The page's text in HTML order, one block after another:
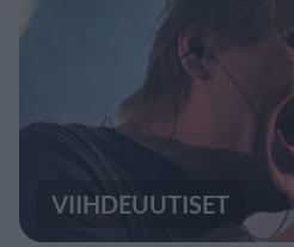
VIIHDEUUTISET